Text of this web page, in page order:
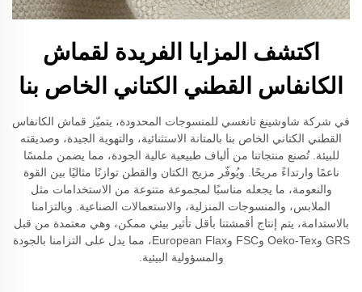
اكتشف المزايا الفريدة لقماش
الكانفاس القطني الكتاني الخاص بنا
في شركة شاوشينغ تانغسي للمنسوجات المحدودة، يتميّز قماش الكانفاس
القطني الكتاني الخاص بنا بالمتانة الاستثنائية، والتهوية الجيدة، وصديقته
للبيئة. تُصنع منتجاتنا من ألياف طبيعية عالية الجودة، مما يضمن ملمسًا
ناعمًا وارتداءً مريحًا. ويُوفّر مزيج الكتان والقطن توازنًا مثاليًا بين القوة
والنعومة، ما يجعله مناسبًا لمجموعة متنوعة من الاستخدامات مثل
الملابس، والمنسوجات المنزلية، والاستعمالات الصناعية. وبالتزامنا
بالاستدامة، يتم إنتاج أقمشتنا بأقل تأثير بيئي ممكن، وهي معتمدة من قبل
GRS وOeko-Tex وFSC وEuropean Flax، مما يدل على التزامنا بالجودة
والمسؤولية البيئية.